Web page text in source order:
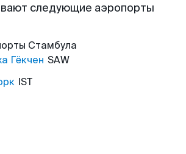
следующие аэропорты
Стамбула
Гёкчен SAW
IST